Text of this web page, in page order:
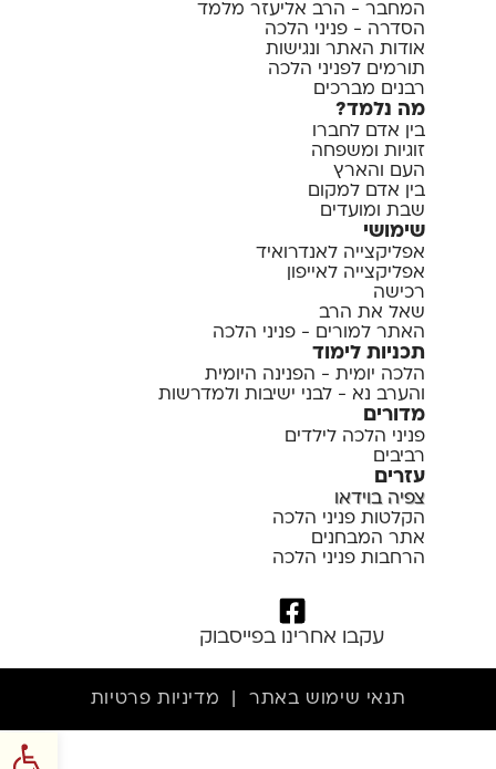
המחבר - הרב אליעזר מלמד
הסדרה - פניני הלכה
אודות האתר ונגישות
תורמים לפניני הלכה
רבנים מברכים
מה נלמד?
בין אדם לחברו
זוגיות ומשפחה
העם והארץ
בין אדם למקום
שבת ומועדים
שימושי
אפליקצייה לאנדרואיד
אפליקצייה לאייפון
רכישה
שאל את הרב
האתר למורים - פניני הלכה
תכניות לימוד
הלכה יומית - הפנינה היומית
והערב נא - לבני ישיבות ולמדרשות
מדורים
פניני הלכה לילדים
רביבים
עזרים
צפיה בוידאו
הקלטות פניני הלכה
אתר המבחנים
הרחבות פניני הלכה
עקבו אחרינו בפייסבוק
תנאי שימוש באתר| מדיניות פרטיות
פתח